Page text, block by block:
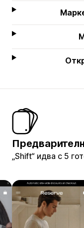
„Shift“ идва с 5